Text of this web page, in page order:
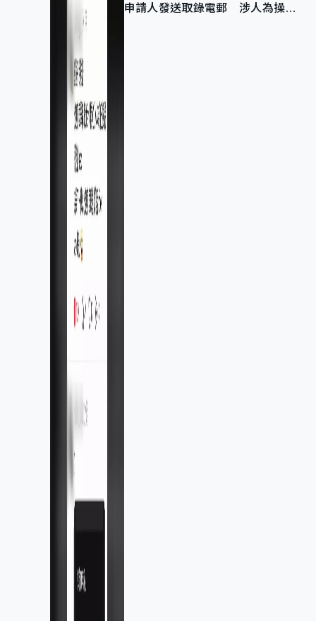
申請人發送取錄電郵 涉人為操作